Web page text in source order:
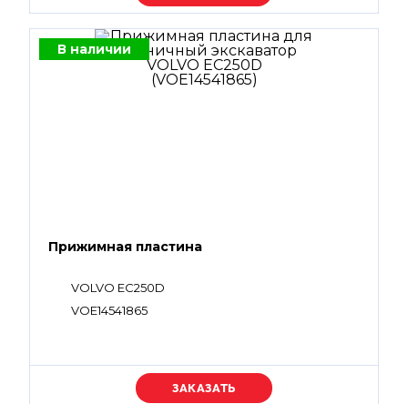
В наличии
Прижимная пластина
VOLVO EC250D
VOE14541865
Уточняйте цену